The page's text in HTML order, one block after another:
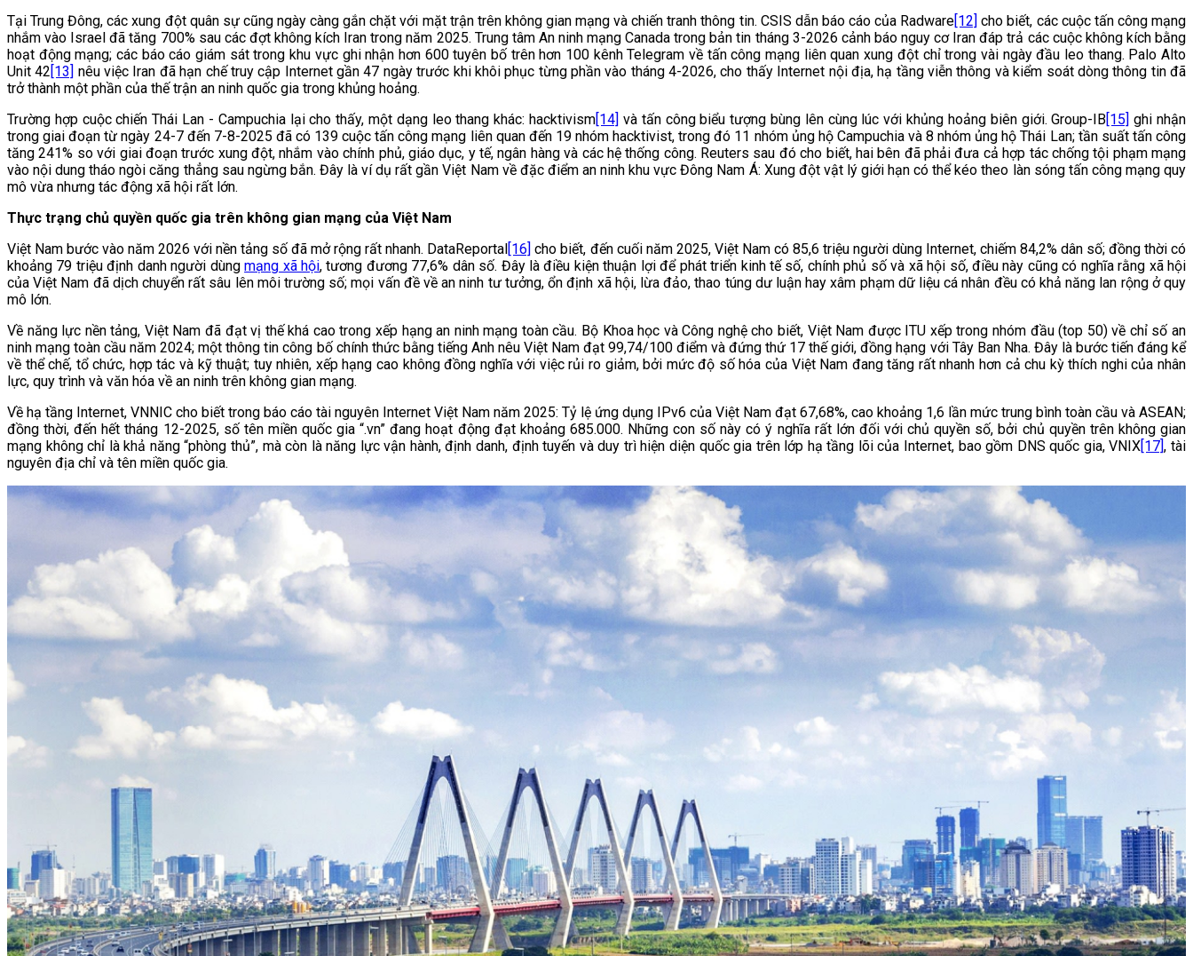
Tại Trung Đông, các xung đột quân sự cũng ngày càng gắn chặt với mặt trận trên không gian mạng và chiến tranh thông tin. CSIS dẫn báo cáo của Radware [12] cho biết, các cuộc tấn công mạng
nhắm vào Israel đã tăng 700% sau các đợt không kích Iran trong năm 2025. Trung tâm An ninh mạng Canada trong bản tin tháng 3-2026 cảnh báo nguy cơ Iran đáp trả các cuộc không kích bằng
hoạt động mạng; các báo cáo giám sát trong khu vực ghi nhận hơn 600 tuyên bố trên hơn 100 kênh Telegram về tấn công mạng liên quan xung đột chỉ trong vài ngày đầu leo thang. Palo Alto
Unit 42 [13] nêu việc Iran đã hạn chế truy cập Internet gần 47 ngày trước khi khôi phục từng phần vào tháng 4-2026, cho thấy Internet nội địa, hạ tầng viễn thông và kiểm soát dòng thông tin đã
trở thành một phần của thế trận an ninh quốc gia trong khủng hoảng.
Trường hợp cuộc chiến Thái Lan - Campuchia lại cho thấy, một dạng leo thang khác: hacktivism [14] và tấn công biểu tượng bùng lên cùng lúc với khủng hoảng biên giới. Group-IB [15] ghi nhận
trong giai đoạn từ ngày 24-7 đến 7-8-2025 đã có 139 cuộc tấn công mạng liên quan đến 19 nhóm hacktivist, trong đó 11 nhóm ủng hộ Campuchia và 8 nhóm ủng hộ Thái Lan; tần suất tấn công
tăng 241% so với giai đoạn trước xung đột, nhắm vào chính phủ, giáo dục, y tế, ngân hàng và các hệ thống công. Reuters sau đó cho biết, hai bên đã phải đưa cả hợp tác chống tội phạm mạng
vào nội dung tháo ngòi căng thẳng sau ngừng bắn. Đây là ví dụ rất gần Việt Nam về đặc điểm an ninh khu vực Đông Nam Á: Xung đột vật lý giới hạn có thể kéo theo làn sóng tấn công mạng quy
mô vừa nhưng tác động xã hội rất lớn.
Thực trạng chủ quyền quốc gia trên không gian mạng của Việt Nam
Việt Nam bước vào năm 2026 với nền tảng số đã mở rộng rất nhanh. DataReportal [16] cho biết, đến cuối năm 2025, Việt Nam có 85,6 triệu người dùng Internet, chiếm 84,2% dân số; đồng thời có
khoảng 79 triệu định danh người dùng mạng xã hội, tương đương 77,6% dân số. Đây là điều kiện thuận lợi để phát triển kinh tế số, chính phủ số và xã hội số, điều này cũng có nghĩa rằng xã hội
của Việt Nam đã dịch chuyển rất sâu lên môi trường số; mọi vấn đề về an ninh tư tưởng, ổn định xã hội, lừa đảo, thao túng dư luận hay xâm phạm dữ liệu cá nhân đều có khả năng lan rộng ở quy
mô lớn.
Về năng lực nền tảng, Việt Nam đã đạt vị thế khá cao trong xếp hạng an ninh mạng toàn cầu. Bộ Khoa học và Công nghệ cho biết, Việt Nam được ITU xếp trong nhóm đầu (top 50) về chỉ số an
ninh mạng toàn cầu năm 2024; một thông tin công bố chính thức bằng tiếng Anh nêu Việt Nam đạt 99,74/100 điểm và đứng thứ 17 thế giới, đồng hạng với Tây Ban Nha. Đây là bước tiến đáng kể
về thể chế, tổ chức, hợp tác và kỹ thuật; tuy nhiên, xếp hạng cao không đồng nghĩa với việc rủi ro giảm, bởi mức độ số hóa của Việt Nam đang tăng rất nhanh hơn cả chu kỳ thích nghi của nhân
lực, quy trình và văn hóa về an ninh trên không gian mạng.
Về hạ tầng Internet, VNNIC cho biết trong báo cáo tài nguyên Internet Việt Nam năm 2025: Tỷ lệ ứng dụng IPv6 của Việt Nam đạt 67,68%, cao khoảng 1,6 lần mức trung bình toàn cầu và ASEAN;
đồng thời, đến hết tháng 12-2025, số tên miền quốc gia “.vn” đang hoạt động đạt khoảng 685.000. Những con số này có ý nghĩa rất lớn đối với chủ quyền số, bởi chủ quyền trên không gian
mạng không chỉ là khả năng “phòng thủ”, mà còn là năng lực vận hành, định danh, định tuyến và duy trì hiện diện quốc gia trên lớp hạ tầng lõi của Internet, bao gồm DNS quốc gia, VNIX [17], tài
nguyên địa chỉ và tên miền quốc gia.